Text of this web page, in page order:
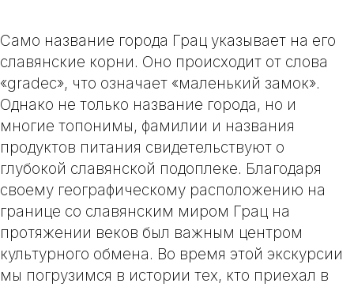
Само название города Грац указывает на его
славянские корни. Оно происходит от слова
«gradec», что означает «маленький замок».
Однако не только название города, но и
многие топонимы, фамилии и названия
продуктов питания свидетельствуют о
глубокой славянской подоплеке. Благодаря
своему географическому расположению на
границе со славянским миром Грац на
протяжении веков был важным центром
культурного обмена. Во время этой экскурсии
мы погрузимся в истории тех, кто приехал в